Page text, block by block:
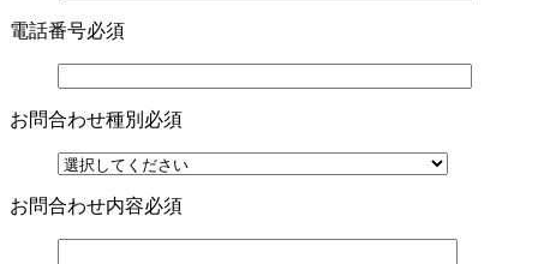
電話番号必須
お問合わせ種別 必須
お問合わせ内容必須